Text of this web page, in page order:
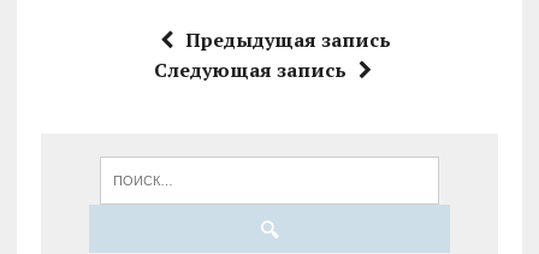
Предыдущая запись
Следующая запись